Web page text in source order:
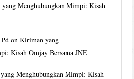
Menghubungkan Mimpi: Kisah
onKiriman yang
Kisah Omjay Bersama JNE
Menghubungkan Mimpi: Kisah